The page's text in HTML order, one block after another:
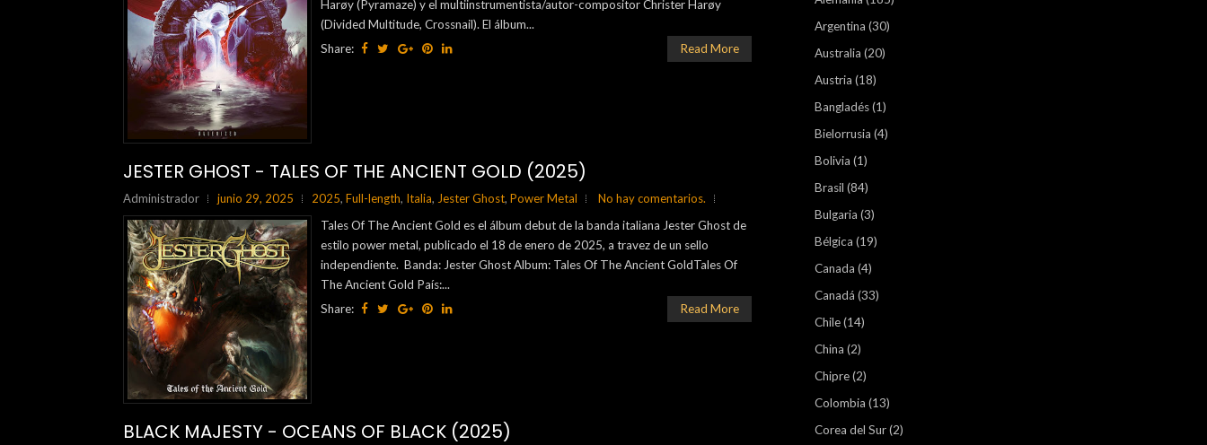
Harøy (Pyramaze) y el multiinstrumentista/autor-compositor Christer Harøy
(Divided Multitude, Crossnail). El álbum...
Share:
Read More
JESTER GHOST - TALES OF THE ANCIENT GOLD (2025)
Administrador junio 29, 2025 2025, Full-length, Italia, Jester Ghost, Power Metal
No hay comentarios.
Tales Of The Ancient Gold es el álbum debut de la banda italiana Jester Ghost de
estilo power metal, publicado el 18 de enero de 2025, a travez de un sello
independiente. Banda: Jester Ghost Album: Tales Of The Ancient GoldTales Of
The Ancient Gold País:...
Share:
Read More
BLACK MAJESTY - OCEANS OF BLACK (2025)
Argentina (30)
Australia (20)
Austria (18)
Bangladés(1)
Bielorrusia (4)
Bolivia (1)
Brasil (84)
Bulgaria (3)
Bélgica (19)
Canada (4)
Canadá (33)
Chile(14)
China (2)
Chipre(2)
Colombia (13)
Corea del Sur(2)